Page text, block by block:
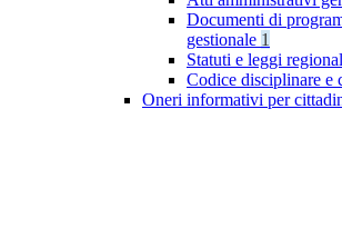
Documenti di
gestionale 1
Statuti e leggi
Codice disciplinare e
Oneri informativi per